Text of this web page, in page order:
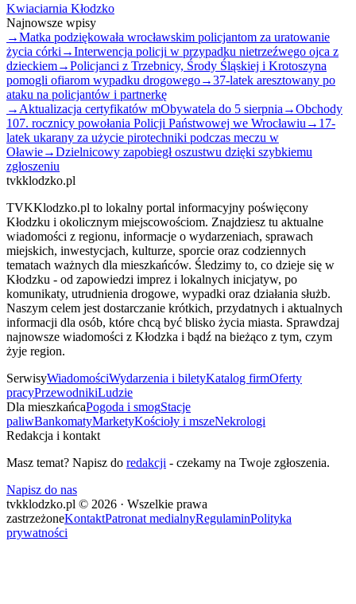
Kwiaciarnia Kłodzko
Najnowsze wpisy
→Matka podziękowała wrocławskim policjantom za uratowanie
życia córki →Interwencja policji w przypadku nietrzeźwego ojca z
dzieckiem→Policjanci z Trzebnicy, Środy Śląskiej i Krotoszyna
pomogli ofiarom wypadku drogowego→37-latek aresztowany po
ataku na policjantów i partnerkę
→ Aktualizacja certyfikatów mObywatela do 5 sierpnia →Obchody
107. rocznicy powołania Policji Państwowej we Wrocławiu → 17-
latek ukarany za użycie pirotechniki podczas meczu w
Oławie→Dzielnicowy zapobiegł oszustwu dzięki szybkiemu
zgłoszeniu
tvkklodzko.pl
TVKKlodzko.pl to lokalny portal informacyjny poświęcony
Kłodzku i okolicznym miejscowościom. Znajdziesz tu aktualne
wiadomości z regionu, informacje o wydarzeniach, sprawach
miejskich, inwestycjach, kulturze, sporcie oraz codziennych
tematach ważnych dla mieszkańców. Śledzimy to, co dzieje się w
Kłodzku - od zapowiedzi imprez i lokalnych inicjatyw, po
komunikaty, utrudnienia drogowe, wypadki oraz działania służb.
Naszym celem jest dostarczanie krótkich, przydatnych i aktualnych
informacji dla osób, które chcą być blisko życia miasta. Sprawdzaj
najnowsze wiadomości z Kłodzka i bądź na bieżąco z tym, czym
żyje region.
SerwisyWiadomościWydarzenia i biletyKatalog firmOferty
pracyPrzewodnikiLudzie
Dla mieszkańcaPogoda i smogStacje
paliwBankomatyMarketyKościoły i mszeNekrologi
Redakcja i kontakt
Masz temat? Napisz do redakcji - czekamy na Twoje zgłoszenia.
Napisz do nas
tvkklodzko.pl © 2026 · Wszelkie prawa
zastrzeżoneKontaktPatronat medialnyRegulaminPolityka
prywatności